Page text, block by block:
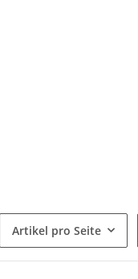
Artikel pro Seite